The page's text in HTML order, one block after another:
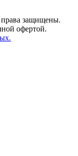
защищены.
офертой.